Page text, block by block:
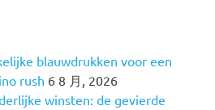
blauwdrukken voor een
rush 6 8 月, 2026
winsten: de gevierde